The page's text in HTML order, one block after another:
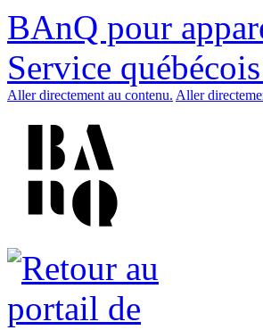
BAnQ pour
Service
Aller directement au contenu. Aller